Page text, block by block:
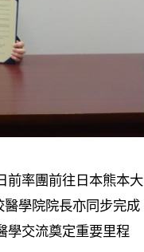
前率團前往日本熊本大
學院院長亦同步完成
學交流奠定重要里程